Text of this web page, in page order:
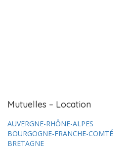
Mutuelles – Location
AUVERGNE-RHÔNE-ALPES
BOURGOGNE-FRANCHE-COMTÉ
BRETAGNE